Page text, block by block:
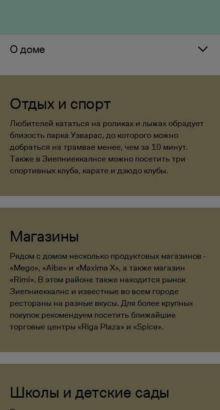
О доме
Отдых и спорт
Любителей кататься на роликах и лыжах обрадует
близость парка Узварас, до которого можно
добраться на трамвае менее, чем за 10 минут.
Также в Зиепниеккалнсе можно посетить три
спортивных клуба, карате и дзюдо клубы.
Магазины
Рядом с домом несколько продуктовых магазинов -
«Mego», «Aibe» и «Maxima X», а также магазин
«Rimi». В этом районе также находится рынок
Зиепниеккалнс и известные во всем городе
рестораны на разные вкусы. Для более крупных
покупок рекомендуем посетить ближайшие
торговые центры «Riga Plaza» и «Spice».
Школы и детские сады